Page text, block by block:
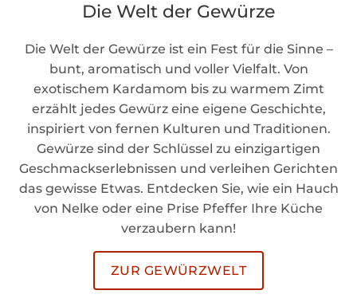
Die Welt der Gewürze
Die Welt der Gewürze ist ein Fest für die Sinne –
bunt, aromatisch und voller Vielfalt. Von
exotischem Kardamom bis zu warmem Zimt
erzählt jedes Gewürz eine eigene Geschichte,
inspiriert von fernen Kulturen und Traditionen.
Gewürze sind der Schlüssel zu einzigartigen
Geschmackserlebnissen und verleihen Gerichten
das gewisse Etwas. Entdecken Sie, wie ein Hauch
von Nelke oder eine Prise Pfeffer Ihre Küche
verzaubern kann!
ZUR GEWÜRZWELT